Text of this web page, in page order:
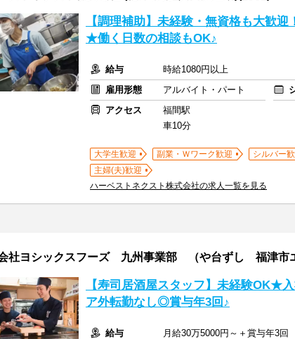
【調理補助】未経験・無資格も大歓
★働く日数の相談もOK♪
給与
時給1080円以上
雇用形態
アルバイト・パート
アクセス
福間駅
車10分
大学生歓迎 副業・Ｗワーク歓迎 シルバー
主婦(夫)歓迎
ハーベストネクスト株式会社の求人一覧を見る
社ヨシックスフーズ 九州事業部 （や台ずし 福津市
【寿司居酒屋スタッフ】未経験OK★
ア外転勤なし◎賞与年3回♪
給与
月給30万5000円～＋賞与年3回